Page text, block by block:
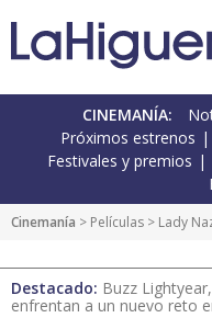
CINEMANÍA:
Próximos estrenos
Festivales y premios
Cinemanía > Películas > Lady
Destacado: Buzz
enfrentan a un nuevo reto